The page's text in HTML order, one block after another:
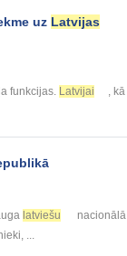
uz Latvijas
funkcijas. Latvijai
, kā
latviešu
nacionālā
...